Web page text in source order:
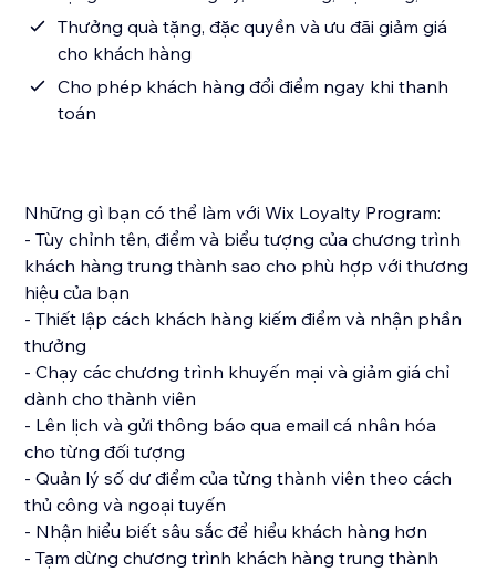
Thưởng quà tặng, đặc quyền và ưu đãi giảm giá
cho khách hàng
Cho phép khách hàng đổi điểm ngay khi thanh
toán
Những gì bạn có thể làm với Wix Loyalty Program:
- Tùy chỉnh tên, điểm và biểu tượng của chương trình
khách hàng trung thành sao cho phù hợp với thương
hiệu của bạn
- Thiết lập cách khách hàng kiếm điểm và nhận phần
thưởng
- Chạy các chương trình khuyến mại và giảm giá chỉ
dành cho thành viên
- Lên lịch và gửi thông báo qua email cá nhân hóa
cho từng đối tượng
- Quản lý số dư điểm của từng thành viên theo cách
thủ công và ngoại tuyến
- Nhận hiểu biết sâu sắc để hiểu khách hàng hơn
- Tạm dừng chương trình khách hàng trung thành